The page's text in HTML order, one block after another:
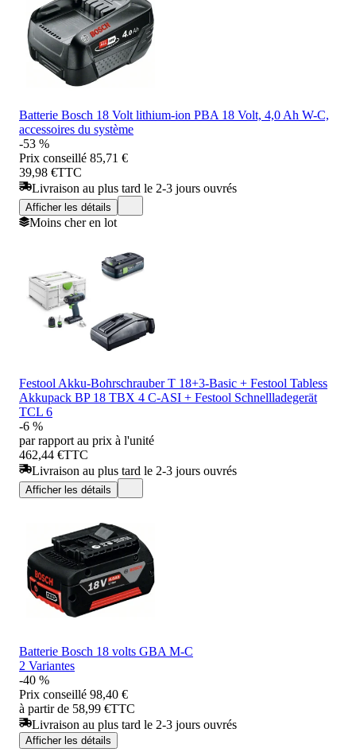
Batterie Bosch 18 Volt lithium-ion PBA 18 Volt, 4,0 Ah W-C,
accessoires du système
-53 %
Prix conseillé 85,71 €
39,98 €TTC
Livraison au plus tard le 2-3 jours ouvrés
Afficher les détails
Moins cher en lot
Festool Akku-Bohrschrauber T 18+3-Basic + Festool Tabless
Akkupack BP 18 TBX 4 C-ASI + Festool Schnellladegerät
TCL 6
-6 %
par rapport au prix à l'unité
462,44 €TTC
Livraison au plus tard le 2-3 jours ouvrés
Afficher les détails
Batterie Bosch 18 volts GBA M-C
2 Variantes
-40 %
Prix conseillé 98,40 €
à partir de 58,99 €TTC
Livraison au plus tard le 2-3 jours ouvrés
Afficher les détails